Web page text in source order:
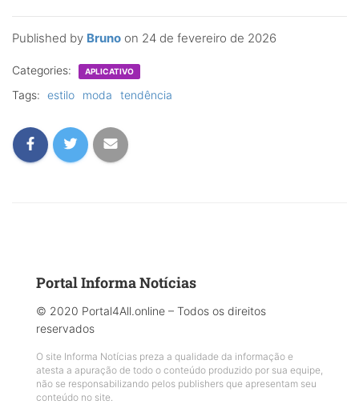
Published by Bruno on 24 de fevereiro de 2026
Categories: APLICATIVO
Tags: estilo moda tendência
Portal Informa Notícias
© 2020 Portal4All.online – Todos os direitos
reservados
O site Informa Notícias preza a qualidade da informação e
atesta a apuração de todo o conteúdo produzido por sua equipe,
não se responsabilizando pelos publishers que apresentam seu
conteúdo no site.